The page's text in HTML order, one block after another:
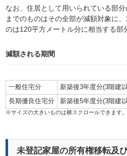
なお、住居として用いられている部
までのものはその全部が減額対象に
のは120平方メートル分に相当する部
減額される期間
一般住宅分
新築後3年度分(3階建
長期優良住宅分
新築後5年度分(3階建
未登記家屋の所有権移転及